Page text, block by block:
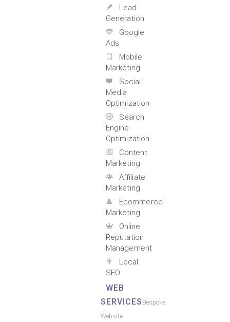
Lead
Generation
Google
Ads
Mobile
Marketing
Social
Media
Optimization
Search
Engine
Optimization
Content
Marketing
Affiliate
Marketing
Ecommerce
Marketing
Online
Reputation
Management
Local
SEO
WEB
SERVICES Bespoke
Website